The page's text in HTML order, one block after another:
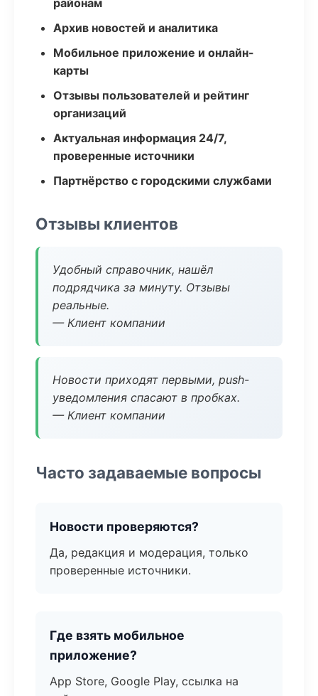
районам
Архив новостей и аналитика
Мобильное приложение и онлайн-
карты
Отзывы пользователей и рейтинг
организаций
Актуальная информация 24/7,
проверенные источники
Партнёрство с городскими службами
Отзывы клиентов
Удобный справочник, нашёл
подрядчика за минуту. Отзывы
реальные.
— Клиент компании
Новости приходят первыми, push-
уведомления спасают в пробках.
— Клиент компании
Часто задаваемые вопросы
Новости проверяются?
Да, редакция и модерация, только
проверенные источники.
Где взять мобильное
приложение?
App Store, Google Play, ссылка на